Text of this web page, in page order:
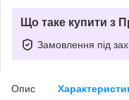
Що таке купити з
Замовлення під
Опис